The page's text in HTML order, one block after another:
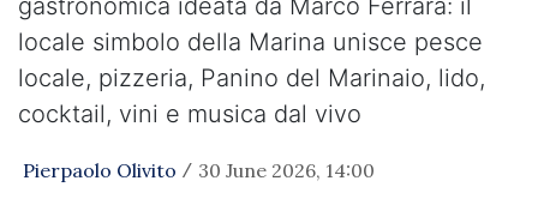
gastronomica ideata da Marco Ferrara: il
locale simbolo della Marina unisce pesce
locale, pizzeria, Panino del Marinaio, lido,
cocktail, vini e musica dal vivo
Pierpaolo Olivito / 30 June 2026, 14:00